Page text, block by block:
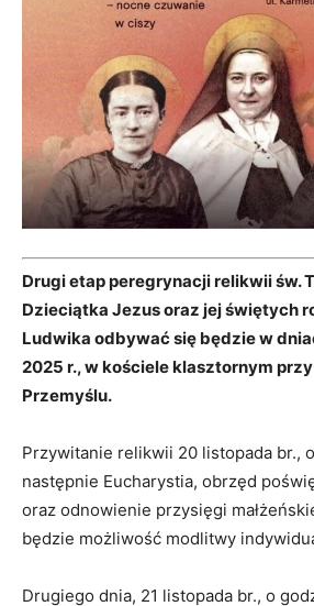
Drugi etap peregrynacji relikwii św.
Dzieciątka Jezus oraz jej świętych
Ludwika odbywać się będzie w
2025 r., w kościele klasztornym
Przemyślu.
Przywitanie relikwii 20 listopada br.,
następnie Eucharystia, obrzęd
oraz odnowienie przysięgi
będzie możliwość modlitwy
Drugiego dnia, 21 listopada br., o